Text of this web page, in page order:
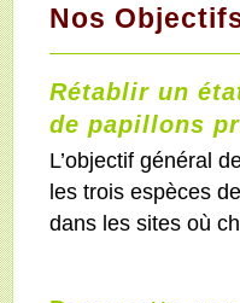
Nos
Rétablir un
de papillons
L’objectif général
les trois espèces
dans les sites où